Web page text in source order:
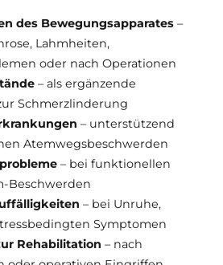
des Bewegungsapparates–
Lahmheiten,
oder nach Operationen
– als ergänzende
Schmerzlinderung
– unterstützend
Atemwegsbeschwerden
– bei funktionellen
Beschwerden
– bei Unruhe,
Symptomen
Rehabilitation – nach